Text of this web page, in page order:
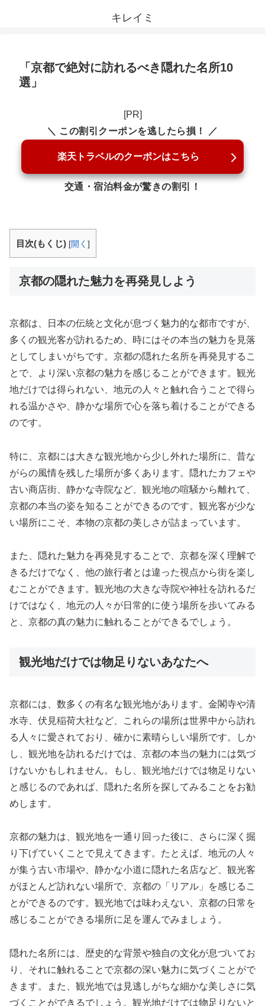
キレイミ
「京都で絶対に訪れるべき隠れた名所10
選」
[PR]
＼ この割引クーポンを逃したら損！ ／
楽天トラベルのクーポンはこちら
交通・宿泊料金が驚きの割引！
目次(もくじ) [開く ]
京都の隠れた魅力を再発見しよう
京都は、日本の伝統と文化が息づく魅力的な都市ですが、
多くの観光客が訪れるため、時にはその本当の魅力を見落
としてしまいがちです。京都の隠れた名所を再発見するこ
とで、より深い京都の魅力を感じることができます。観光
地だけでは得られない、地元の人々と触れ合うことで得ら
れる温かさや、静かな場所で心を落ち着けることができる
のです。
特に、京都には大きな観光地から少し外れた場所に、昔な
がらの風情を残した場所が多くあります。隠れたカフェや
古い商店街、静かな寺院など、観光地の喧騒から離れて、
京都の本当の姿を知ることができるのです。観光客が少な
い場所にこそ、本物の京都の美しさが詰まっています。
また、隠れた魅力を再発見することで、京都を深く理解で
きるだけでなく、他の旅行者とは違った視点から街を楽し
むことができます。観光地の大きな寺院や神社を訪れるだ
けではなく、地元の人々が日常的に使う場所を歩いてみる
と、京都の真の魅力に触れることができるでしょう。
観光地だけでは物足りないあなたへ
京都には、数多くの有名な観光地があります。金閣寺や清
水寺、伏見稲荷大社など、これらの場所は世界中から訪れ
る人々に愛されており、確かに素晴らしい場所です。しか
し、観光地を訪れるだけでは、京都の本当の魅力には気づ
けないかもしれません。もし、観光地だけでは物足りない
と感じるのであれば、隠れた名所を探してみることをお勧
めします。
京都の魅力は、観光地を一通り回った後に、さらに深く掘
り下げていくことで見えてきます。たとえば、地元の人々
が集う古い市場や、静かな小道に隠れた名店など、観光客
がほとんど訪れない場所で、京都の「リアル」を感じるこ
とができるのです。観光地では味わえない、京都の日常を
感じることができる場所に足を運んでみましょう。
隠れた名所には、歴史的な背景や独自の文化が息づいてお
り、それに触れることで京都の深い魅力に気づくことがで
きます。また、観光地では見逃しがちな細かな美しさに気
づくことができるでしょう。観光地だけでは物足りないと